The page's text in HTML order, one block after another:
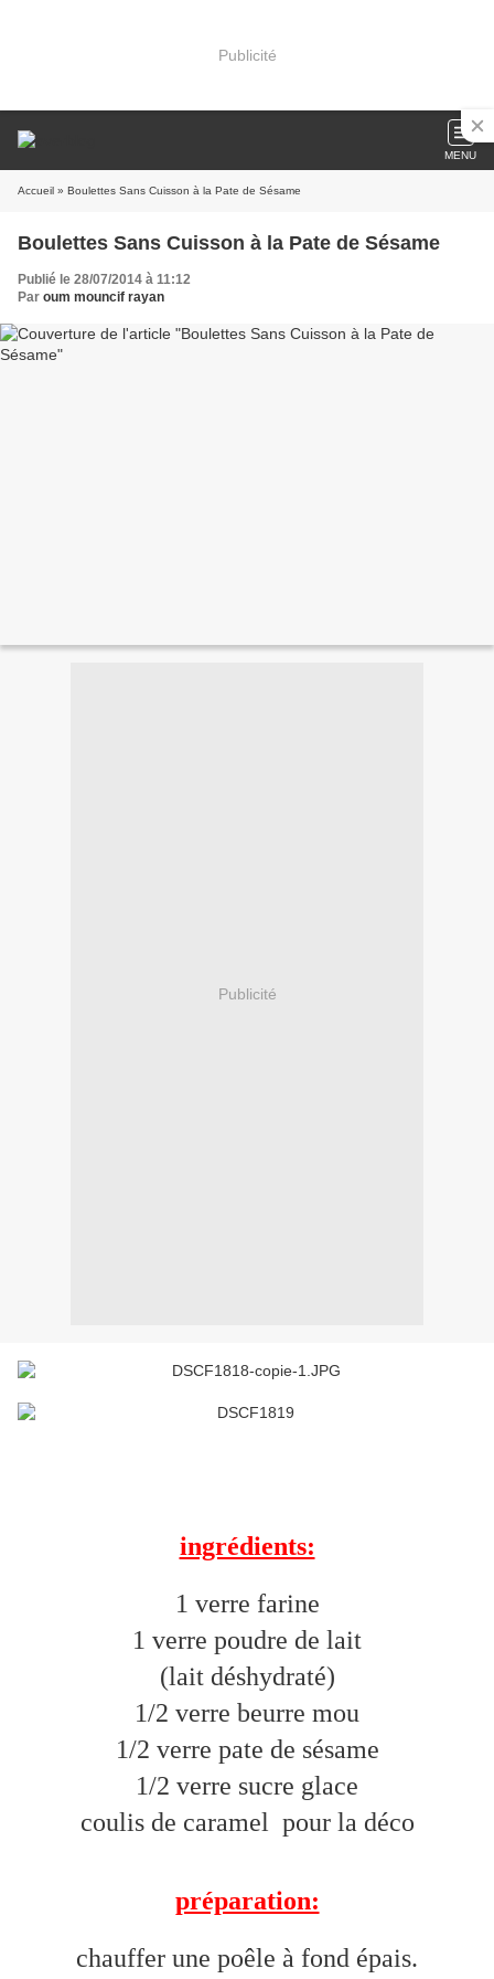
Publicité
MENU
Accueil » Boulettes Sans Cuisson à la Pate de Sésame
Boulettes Sans Cuisson à la Pate de Sésame
Publié le 28/07/2014 à 11:12
Par oum mouncif rayan
Publicité
ingrédients:
1 verre farine
1 verre poudre de lait
(lait déshydraté)
1/2 verre beurre mou
1/2 verre pate de sésame
1/2 verre sucre glace
coulis de caramel pour la déco
préparation:
chauffer une poêle à fond épais.